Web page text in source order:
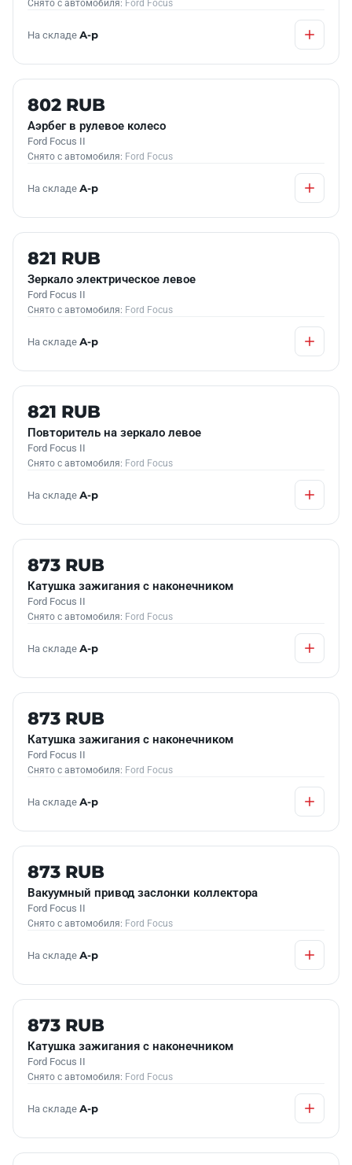
Снято с автомобиля: Ford Focus
На складе А-р
Б/У В НАЛИЧИИ
802 RUB
Аэрбег в рулевое колесо
Ford Focus II
Снято с автомобиля: Ford Focus
На складе А-р
Б/У В НАЛИЧИИ
821 RUB
Зеркало электрическое левое
Ford Focus II
Снято с автомобиля: Ford Focus
На складе А-р
Б/У В НАЛИЧИИ
821 RUB
Повторитель на зеркало левое
Ford Focus II
Снято с автомобиля: Ford Focus
На складе А-р
Б/У В НАЛИЧИИ
873 RUB
Катушка зажигания с наконечником
Ford Focus II
Снято с автомобиля: Ford Focus
На складе А-р
Б/У В НАЛИЧИИ
873 RUB
Катушка зажигания с наконечником
Ford Focus II
Снято с автомобиля: Ford Focus
На складе А-р
Б/У В НАЛИЧИИ
873 RUB
Вакуумный привод заслонки коллектора
Ford Focus II
Снято с автомобиля: Ford Focus
На складе А-р
Б/У В НАЛИЧИИ
873 RUB
Катушка зажигания с наконечником
Ford Focus II
Снято с автомобиля: Ford Focus
На складе А-р